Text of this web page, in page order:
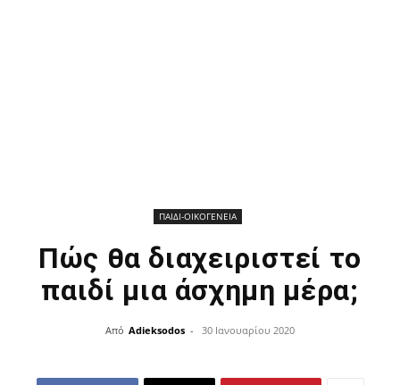
ΠΑΙΔΙ-ΟΙΚΟΓΕΝΕΙΑ
Πώς θα διαχειριστεί το
παιδί μια άσχημη μέρα;
Από Adieksodos - 30 Ιανουαρίου 2020